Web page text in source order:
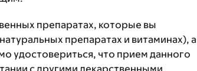
препаратах, которые вы
препаратах и витаминах), а
удостовериться, что прием данного
с другими лекарственными